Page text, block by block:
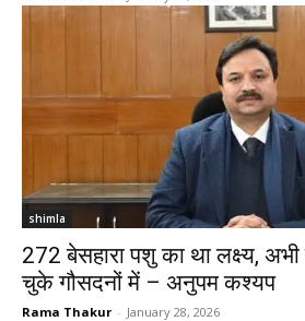
shimla
272 बेसहारा पशु का था लक्ष्य,
चुके गौसदनों में – अनुपम कश्यप
Rama Thakur - January 28, 2026